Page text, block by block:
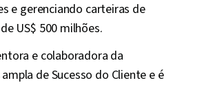
e gerenciando carteiras de
US$ 500 milhões.
e colaboradora da
de Sucesso do Cliente e é